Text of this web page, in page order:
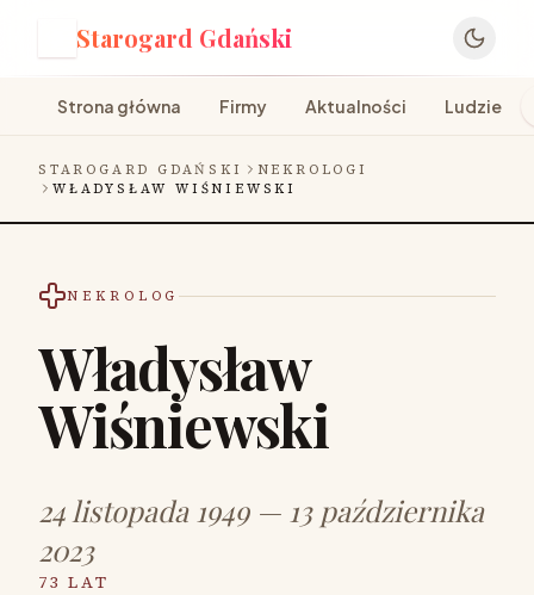
Starogard Gdański
Strona główna Firmy Aktualności Ludzie
STAROGARD GDAŃSKI
NEKROLOGI
WŁADYSŁAW WIŚNIEWSKI
NEKROLOG
Władysław
Wiśniewski
24 listopada 1949 — 13 października
2023
73 LAT